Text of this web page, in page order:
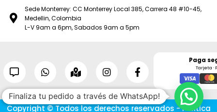
Sede Monterrey: CC Monterrey Local 385, Carrera 48 #10-45,
Medellin, Colombia
L-V 9am a 6pm, Sabados 9am a 5pm
Paga
Tarjeta ·
Copyright © Todos los derechos reservados - Política
Finaliza tu pedido a través de WhatsApp!